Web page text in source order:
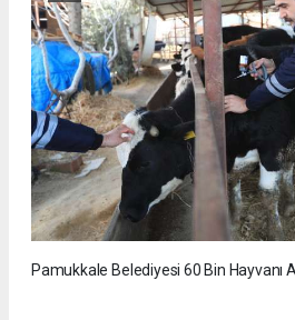
Pamukkale Belediyesi 60 Bin Hayvanı